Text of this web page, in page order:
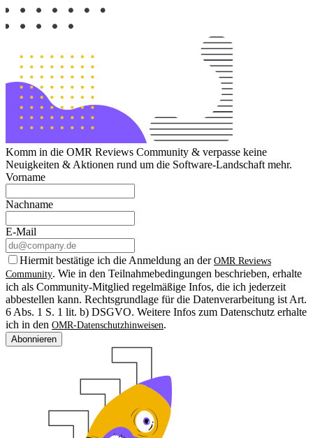
Komm in die OMR Reviews Community & verpasse keine
Neuigkeiten & Aktionen rund um die Software-Landschaft mehr.
Vorname
Nachname
E-Mail
Hiermit bestätige ich die Anmeldung an der OMR Reviews
Community. Wie in den Teilnahmebedingungen beschrieben, erhalte
ich als Community-Mitglied regelmäßige Infos, die ich jederzeit
abbestellen kann. Rechtsgrundlage für die Datenverarbeitung ist Art.
6 Abs. 1 S. 1 lit. b) DSGVO. Weitere Infos zum Datenschutz erhalte
ich in den OMR-Datenschutzhinweisen.
Abonnieren